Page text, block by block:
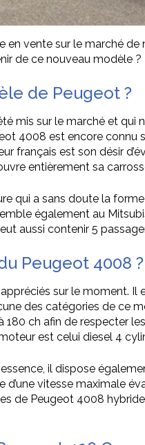
vente sur le marché
de ce nouveau modèle
de Peugeot ?
mis sur le marché et qui
4008 est encore
français est son désir
entièrement sa
qui a sans doute la
également au
aussi contenir 5
Peugeot 4008 ?
sur le moment.
des catégories de ce
ch afin de respecter
est celui diesel 4
il dispose
d’une vitesse maximale
de Peugeot 4008